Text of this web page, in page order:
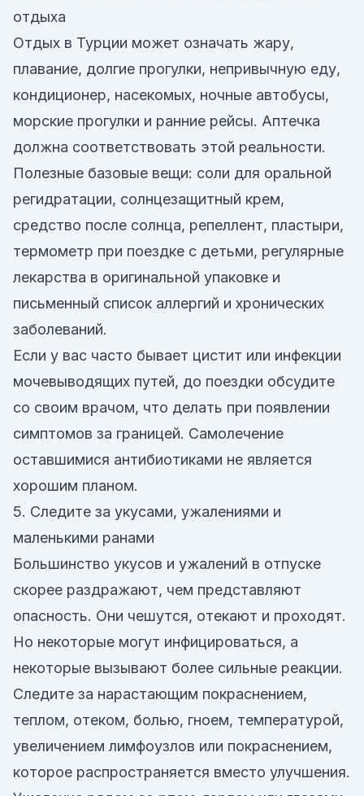
отдыха
Отдых в Турции может означать жару,
плавание, долгие прогулки, непривычную еду,
кондиционер, насекомых, ночные автобусы,
морские прогулки и ранние рейсы. Аптечка
должна соответствовать этой реальности.
Полезные базовые вещи: соли для оральной
регидратации, солнцезащитный крем,
средство после солнца, репеллент, пластыри,
термометр при поездке с детьми, регулярные
лекарства в оригинальной упаковке и
письменный список аллергий и хронических
заболеваний.
Если у вас часто бывает цистит или инфекции
мочевыводящих путей, до поездки обсудите
со своим врачом, что делать при появлении
симптомов за границей. Самолечение
оставшимися антибиотиками не является
хорошим планом.
5. Следите за укусами, ужалениями и
маленькими ранами
Большинство укусов и ужалений в отпуске
скорее раздражают, чем представляют
опасность. Они чешутся, отекают и проходят.
Но некоторые могут инфицироваться, а
некоторые вызывают более сильные реакции.
Следите за нарастающим покраснением,
теплом, отеком, болью, гноем, температурой,
увеличением лимфоузлов или покраснением,
которое распространяется вместо улучшения.